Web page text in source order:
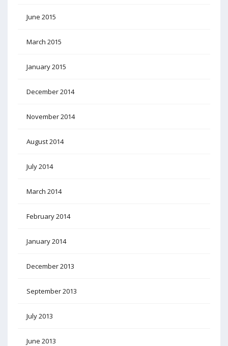
June 2015
March 2015
January 2015
December 2014
November 2014
August 2014
July 2014
March 2014
February 2014
January 2014
December 2013
September 2013
July 2013
June 2013